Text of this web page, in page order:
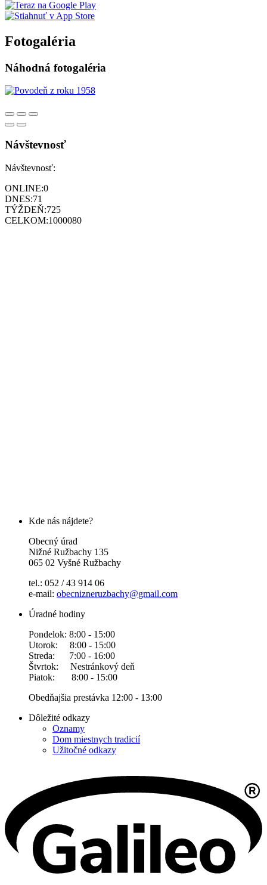
Fotogaléria
Náhodná fotogaléria
Návštevnosť
Návštevnosť:
ONLINE:0
DNES:71
TÝŽDEŇ:725
CELKOM:1000080
Kde nás nájdete?
Obecný úrad
Nižné Ružbachy 135
065 02 Vyšné Ružbachy
tel.: 052 / 43 914 06
e-mail: obecnizneruzbachy@gmail.com
Úradné hodiny
Pondelok: 8:00 - 15:00
Utorok: 8:00 - 15:00
Streda: 7:00 - 16:00
Štvrtok: Nestránkový deň
Piatok: 8:00 - 15:00
Obedňajšia prestávka 12:00 - 13:00
Dôležité odkazy
Oznamy
Dom miestnych tradicií
Užitočné odkazy